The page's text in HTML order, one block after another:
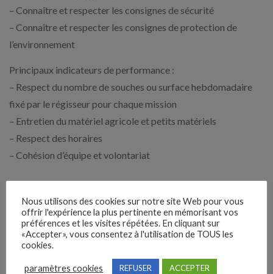
– Connaître et respecter les consignes de sécurité
– Connaître et respecter les consignes de protection de
l’environnement
Principaux indicateurs de performance :
– Respect du nombre de souches ou surface hebdomadaire
fixé par le régisseur pour chaque mission
– Entretien du matériel agricole et petits matériels
– Respect des horaires
– Cohésion d’équipe et volontariat
Débutant accepté
Il y a 3 semaines
Nous utilisons des cookies sur notre site Web pour vous
offrir l'expérience la plus pertinente en mémorisant vos
préférences et les visites répétées. En cliquant sur
«Accepter», vous consentez à l'utilisation de TOUS les
cookies.
paramètres cookies REFUSER ACCEPTER